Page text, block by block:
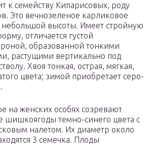
к семейству Кипарисовых, роду
Это вечнозеленое карликовое
высоты. Имеет стройную
отличается густой
образованной тонкими
растущими вертикально под
Хвоя тонкая, острая, мягкая,
цвета; зимой приобретает серо-
на женских особях созревают
шишкоягоды темно-синего цвета с
налетом. Их диаметр около
3 семечка. Плоды